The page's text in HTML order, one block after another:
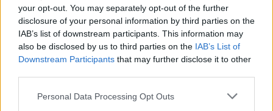
your opt-out. You may separately opt-out of the further
disclosure of your personal information by third parties on the
IAB’s list of downstream participants. This information may
also be disclosed by us to third parties on the IAB’s List of
Downstream Participants that may further disclose it to other
Please note that this website/app uses one or more Google
Personal Data Processing Opt Outs